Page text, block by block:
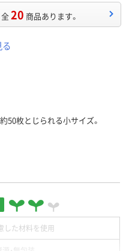
全20 商品あります。
50枚とじられる小サイズ。
した材料を使用